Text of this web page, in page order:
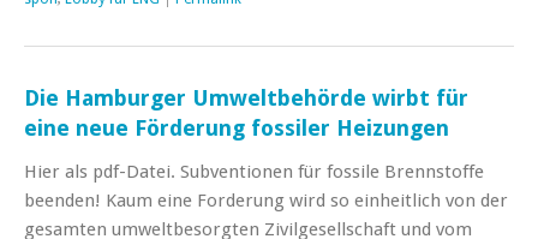
Die Hamburger Umweltbehörde wirbt für
eine neue Förderung fossiler Heizungen
Hier als pdf-Datei. Subventionen für fossile Brennstoffe
beenden! Kaum eine Forderung wird so einheitlich von der
gesamten umweltbesorgten Zivilgesellschaft und vom